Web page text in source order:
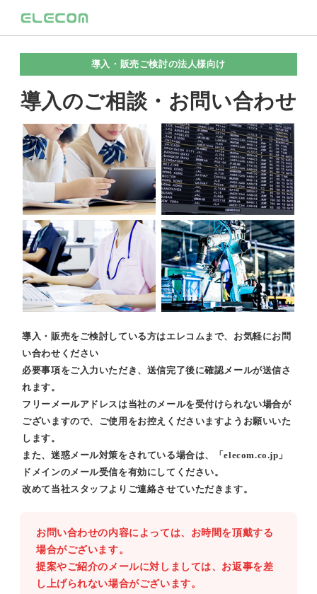
導入・販売ご検討の法人様向け
導入のご相談・お問い合わせ
導入・販売をご検討している方はエレコムまで、お気軽にお問
い合わせください
必要事項をご入力いただき、送信完了後に確認メールが送信さ
れます。
フリーメールアドレスは当社のメールを受付けられない場合が
ございますので、ご使用をお控えくださいますようお願いいた
します。
また、迷惑メール対策をされている場合は、「elecom.co.jp」
ドメインのメール受信を有効にしてください。
改めて当社スタッフよりご連絡させていただきます。
お問い合わせの内容によっては、お時間を頂戴する
場合がございます。
提案やご紹介のメールに対しましては、お返事を差
し上げられない場合がございます。